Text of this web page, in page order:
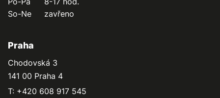
So-Ne
zavřeno
Praha
Chodovská 3
141 00 Praha 4
T: +420 608 917 545